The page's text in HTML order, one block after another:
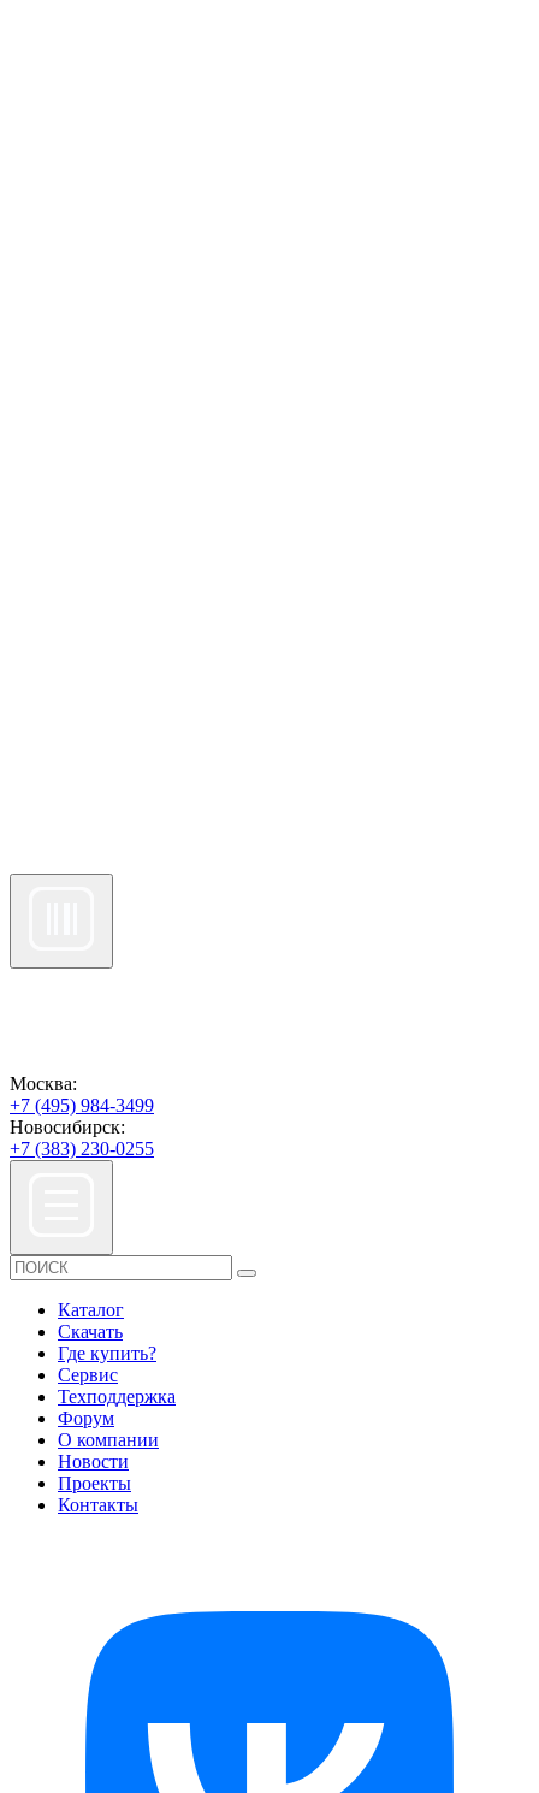
Москва:
+7 (495) 984-3499
Новосибирск:
+7 (383) 230-0255
Каталог
Скачать
Где купить?
Сервис
Техподдержка
Форум
О компании
Новости
Проекты
Контакты